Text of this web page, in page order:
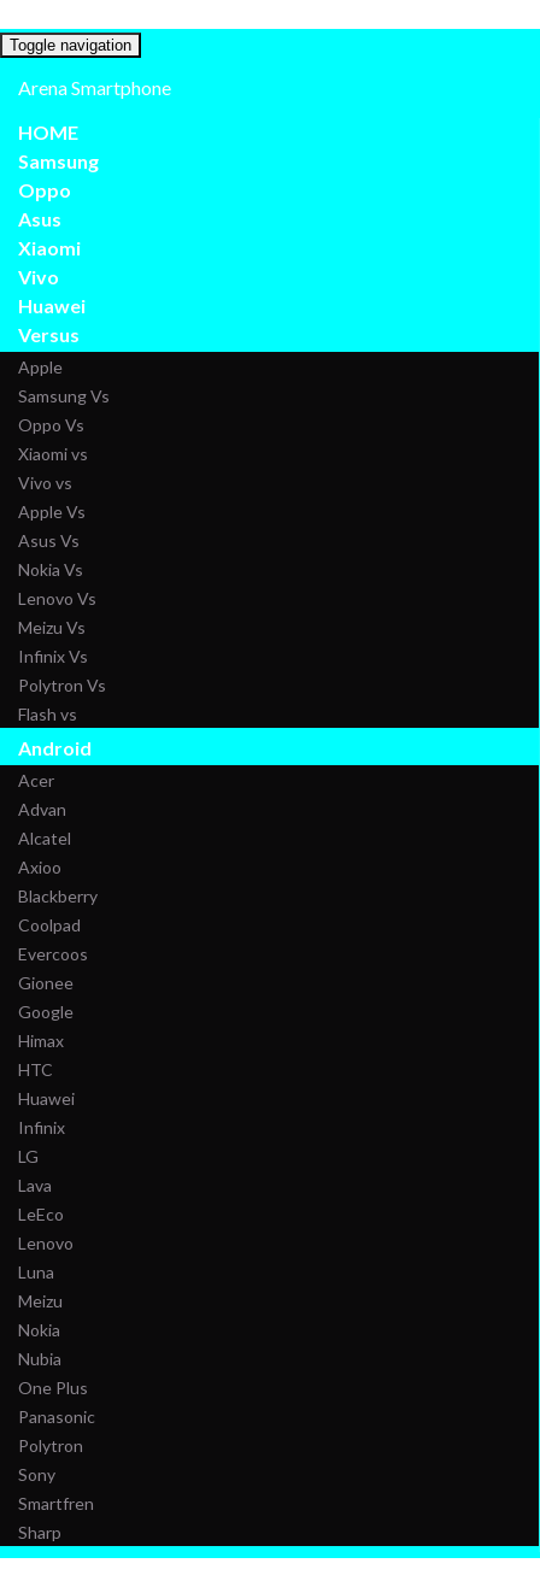
Toggle navigation
Arena Smartphone
HOME
Samsung
Oppo
Asus
Xiaomi
Vivo
Huawei
Versus
Apple
Samsung Vs
Oppo Vs
Xiaomi vs
Vivo vs
Apple Vs
Asus Vs
Nokia Vs
Lenovo Vs
Meizu Vs
Infinix Vs
Polytron Vs
Flash vs
Android
Acer
Advan
Alcatel
Axioo
Blackberry
Coolpad
Evercoos
Gionee
Google
Himax
HTC
Huawei
Infinix
LG
Lava
LeEco
Lenovo
Luna
Meizu
Nokia
Nubia
One Plus
Panasonic
Polytron
Sony
Smartfren
Sharp